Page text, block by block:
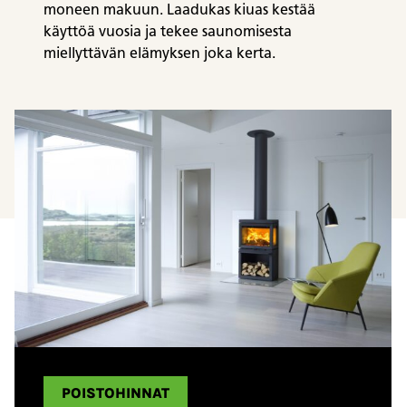
moneen makuun. Laadukas kiuas kestää
käyttöä vuosia ja tekee saunomisesta
miellyttävän elämyksen joka kerta.
POISTOHINNAT